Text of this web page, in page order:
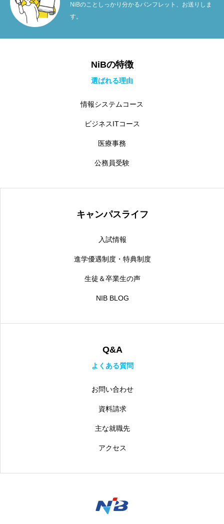
NiBのことしっかり分かるパンフレット、お送りしま
す。
NiBの特徴
選ばれる理由
情報システムコース
ビジネスITコース
医療事務
公務員受験
キャンパスライフ
入試情報
進学優遇制度・特典制度
生徒＆卒業生の声
NIB BLOG
Q&A
よくある質問
お問い合わせ
資料請求
主な就職先
アクセス